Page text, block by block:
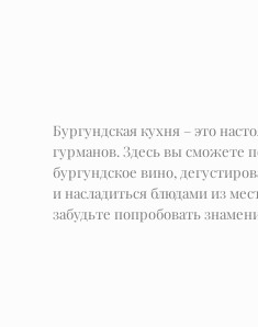
Бургундская кухня – это
гурманов. Здесь вы сможете
бургундское вино,
и насладиться блюдами из
забудьте попробовать